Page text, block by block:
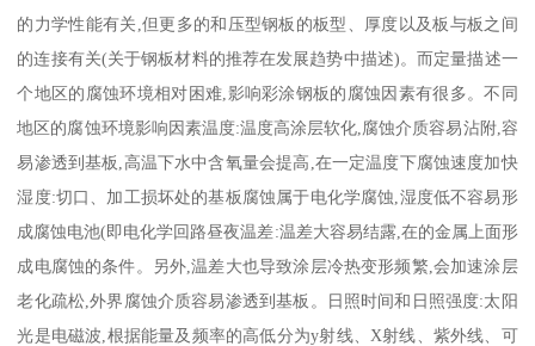
的力学性能有关,但更多的和压型钢板的板型、厚度以及板与板之间
的连接有关(关于钢板材料的推荐在发展趋势中描述)。而定量描述一
个地区的腐蚀环境相对困难,影响彩涂钢板的腐蚀因素有很多。不同
地区的腐蚀环境影响因素温度:温度高涂层软化,腐蚀介质容易沾附,容
易渗透到基板,高温下水中含氧量会提高,在一定温度下腐蚀速度加快
湿度:切口、加工损坏处的基板腐蚀属于电化学腐蚀,湿度低不容易形
成腐蚀电池(即电化学回路昼夜温差:温差大容易结露,在的金属上面形
成电腐蚀的条件。另外,温差大也导致涂层冷热变形频繁,会加速涂层
老化疏松,外界腐蚀介质容易渗透到基板。日照时间和日照强度:太阳
光是电磁波,根据能量及频率的高低分为y射线、X射线、紫外线、可